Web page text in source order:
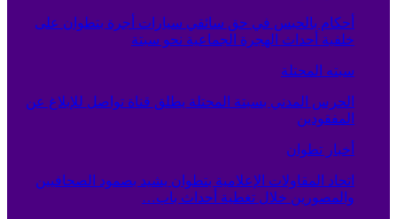
أحكام بالحبس في حق سائقي سيارات أجرة بتطوان على
خلفية أحداث الهجرة الجماعية نحو سبتة
سبته المحتلة
الحرس المدني بسبتة المحتلة يطلق قناة تواصل للإبلاغ عن
المفقودين
أخبار تطوان
اتحاد المقاولات الإعلامية بتطوان يشيد بصمود الصحافيين
والمصورين خلال تغطية أحداث باب…